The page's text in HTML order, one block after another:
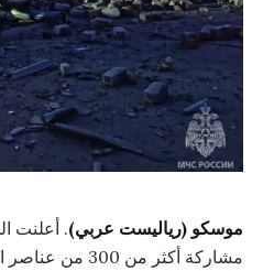
موسكو (رياليست عربي). أعلنت
مشاركة أكثر من